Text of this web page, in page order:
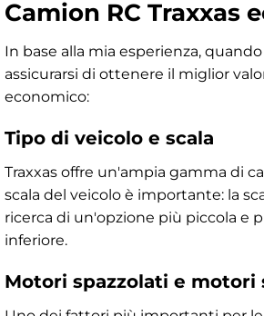
Camion RC Traxxas
In base alla mia esperienza,
assicurarsi di ottenere il miglior
economico:
Tipo di veicolo e scala
Traxxas offre un'ampia gamma di
scala del veicolo è importante: la
ricerca di un'opzione più piccola e
inferiore.
Motori spazzolati e motori